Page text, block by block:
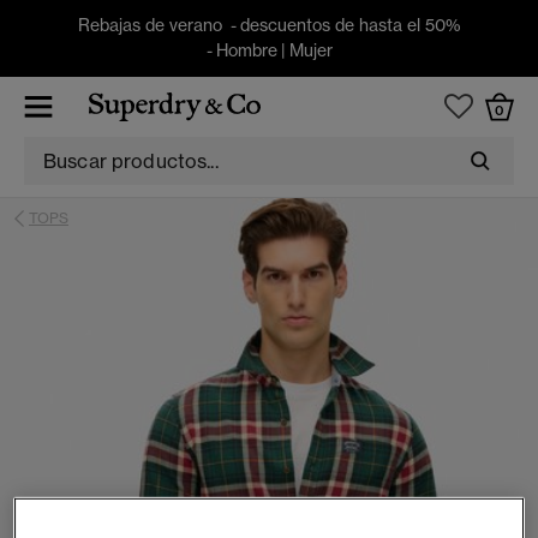
Rebajas de verano - descuentos de hasta el 50%
- Hombre| Mujer
0
TOPS